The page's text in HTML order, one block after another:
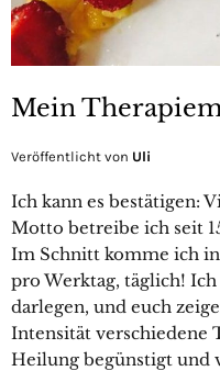
Mein
Veröffentlicht von Uli
Ich kann es bestätigen:
Motto betreibe ich seit
Im Schnitt komme ich
pro Werktag, täglich!
darlegen, und euch
Intensität verschiedene
Heilung begünstigt und